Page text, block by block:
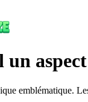
emblématique.